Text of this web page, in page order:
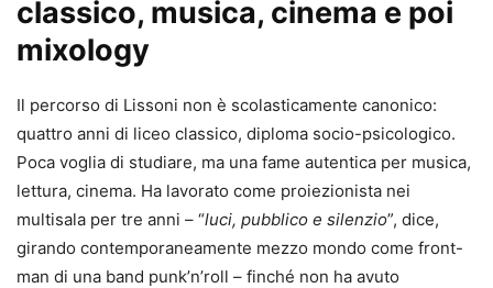
classico, musica, cinema e poi
mixology
Il percorso di Lissoni non è scolasticamente canonico:
quattro anni di liceo classico, diploma socio-psicologico.
Poca voglia di studiare, ma una fame autentica per musica,
lettura, cinema. Ha lavorato come proiezionista nei
multisala per tre anni – “luci, pubblico e silenzio”, dice,
girando contemporaneamente mezzo mondo come front-
man di una band punk’n’roll – finché non ha avuto